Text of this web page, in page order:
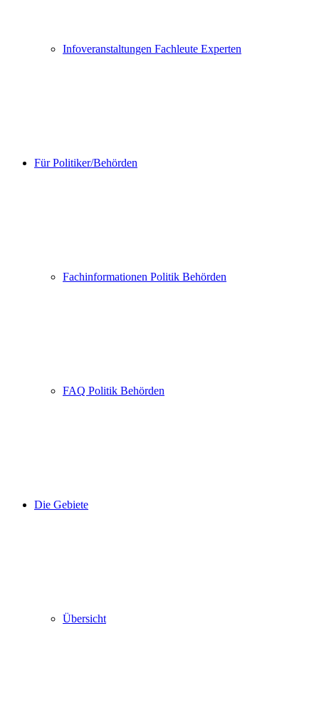
Infoveranstaltungen Fachleute Experten
Für Politiker/Behörden
Fachinformationen Politik Behörden
FAQ Politik Behörden
Die Gebiete
Übersicht